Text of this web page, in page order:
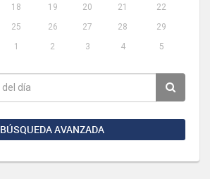
18 19 20 21
22
25 26 27 28
29
1 2 3 4 5
BÚSQUEDA AVANZADA